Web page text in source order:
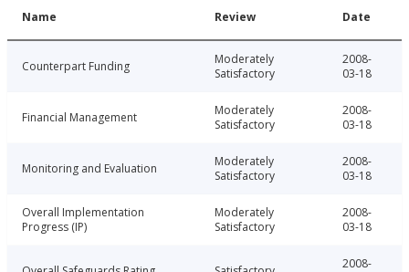
Name Review Date
Counterpart Funding
Moderately
Satisfactory
2008-
03-18
Financial Management
Moderately
Satisfactory
2008-
03-18
Monitoring and Evaluation
Moderately
Satisfactory
2008-
03-18
Overall Implementation
Progress (IP)
Moderately
Satisfactory
2008-
03-18
2008-